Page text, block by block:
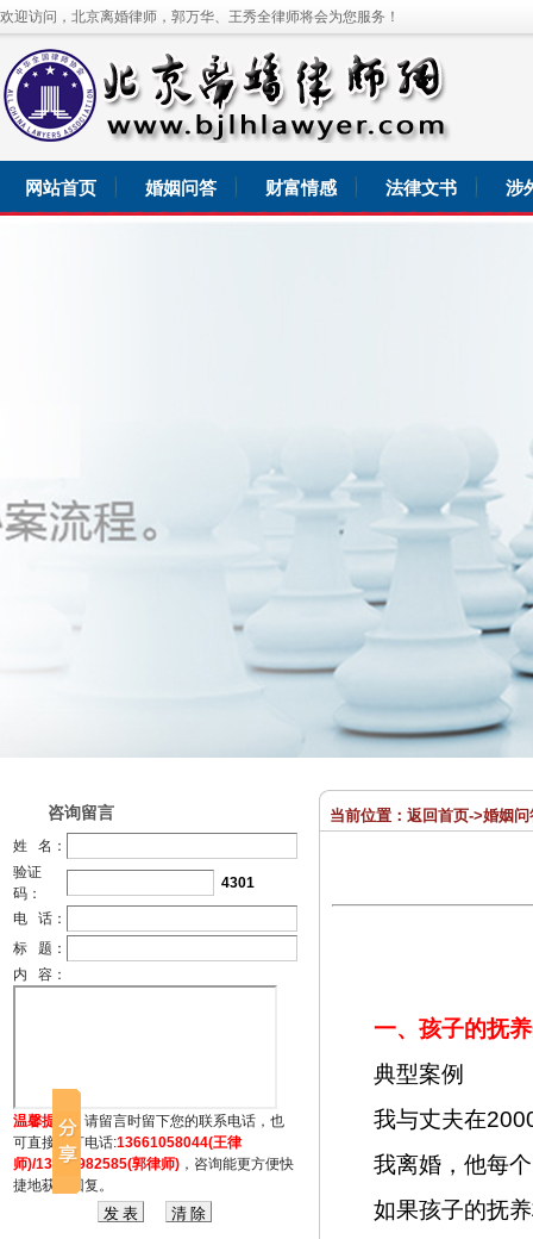
欢迎访问，北京离婚律师，郭万华、王秀全律师将会为您服务！
网站首页 婚姻问答 财富情感 法律文书 涉
咨询留言
姓 名：
验证
码：
4301
电 话：
标 题：
内 容：
温馨提示： 请留言时留下您的联系电话，也
可直接拔打电话:13661058044(王律
师)/13717982585(郭律师)，咨询能更方便快
捷地获得回复。
当前位置： 返回首页->婚姻问
一、孩子的抚
典型案例
我与丈夫在
我离婚，他每
如果孩子的抚